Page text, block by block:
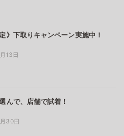
》下取りキャンペーン実施中！
13日
んで、店舗で試着！
30日